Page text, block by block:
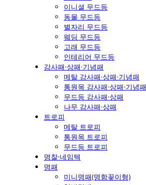
이니셜 무드등
동물 무드등
별자리 무드등
웨딩 무드등
고래 무드등
인테리어 무드등
감사패·상패·기념패
메탈 감사패·상패·기념패
통원목 감사패·상패·기념패
무드등 감사패·상패
나무 감사패·상패
트로피
메탈 트로피
통원목 트로피
무드등 트로피
명찰·네임텍
명패
미니명패(명함꽂이형)